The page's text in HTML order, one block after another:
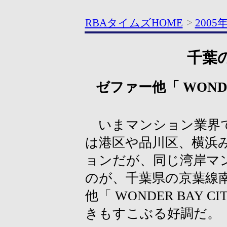
RBAタイムズHOME > 2005
千葉
ゼファー他「
いまマンション業界
は港区や品川区、横浜
ョンだが、同じ湾岸
のが、千葉県の京葉線
他「 WONDER BAY
きもすこぶる好調だ。